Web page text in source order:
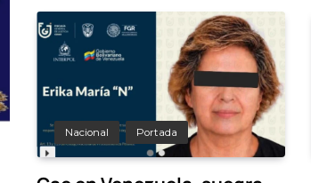
Nacional Portada